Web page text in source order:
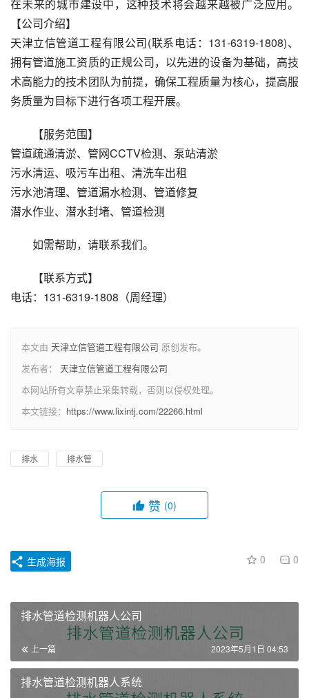
在未来的城市建设中，这种技术将会越来越被广泛应用。
【公司介绍】
天津立信管道工程有限公司(联系电话：131-6319-1808)、
拥有管道施工资质的正规公司，以先进的设备为基础，高技
术高能力的技术团队为前提，确保工程质量为核心，提高服
务质量为目标下进行各项工程开展。
【服务范围】
管道疏通清淤、管网CCTV检测、泵站清淤
污水清运、吸污车出租、清洗车出租
污水池清理、管道漏水检测、管道修复
潜水作业、潜水封堵、管道检测
如需帮助，请联系我们。
【联系方式】
电话：131-6319-1808（周经理）
本文由 天津立信管道工程有限公司 原创发布。
发布者： 天津立信管道工程有限公司
本网站所有文章禁止采集转载，否则以侵权处理。
本文链接： https://www.lixintj.com/22266.html
排水 排水管
赞 (0)
0 0
生成海报
排水管道检测机器人公司
上一篇 2023年5月1日 04:53
排水管道检测机器人系统